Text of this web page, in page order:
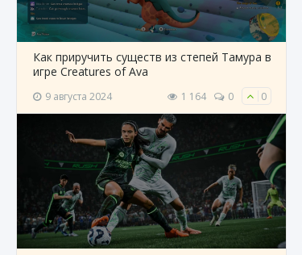
Как приручить существ из степей Тамура в
игре Creatures of Ava
9 августа 2024 1 164 0 0